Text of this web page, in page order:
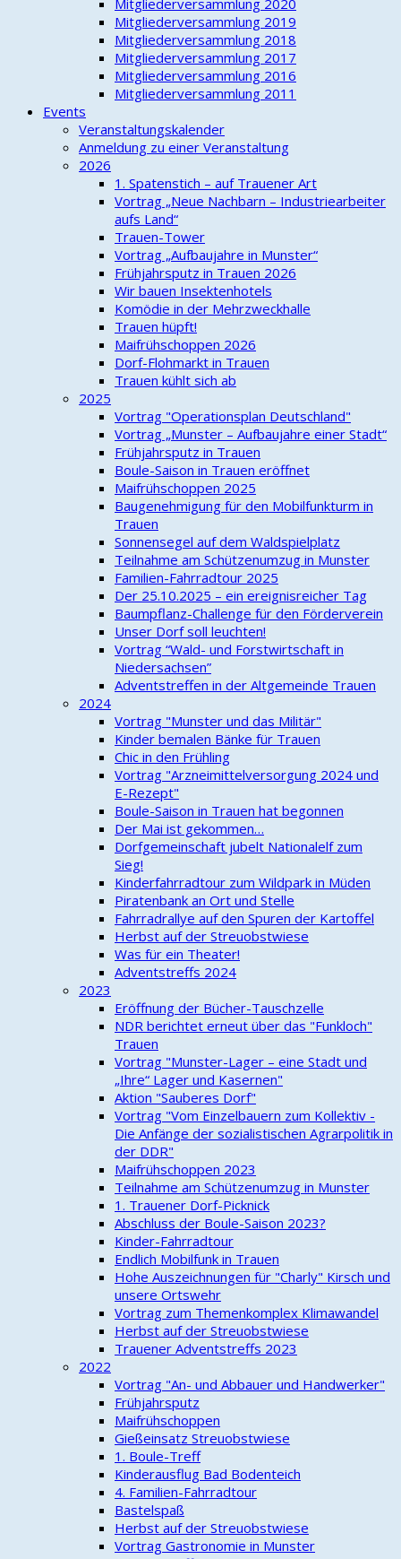
Mitgliederversammlung 2020
Mitgliederversammlung 2019
Mitgliederversammlung 2018
Mitgliederversammlung 2017
Mitgliederversammlung 2016
Mitgliederversammlung 2011
Events
Veranstaltungskalender
Anmeldung zu einer Veranstaltung
2026
1. Spatenstich – auf Trauener Art
Vortrag „Neue Nachbarn – Industriearbeiter
aufs Land“
Trauen-Tower
Vortrag „Aufbaujahre in Munster“
Frühjahrsputz in Trauen 2026
Wir bauen Insektenhotels
Komödie in der Mehrzweckhalle
Trauen hüpft!
Maifrühschoppen 2026
Dorf-Flohmarkt in Trauen
Trauen kühlt sich ab
2025
Vortrag "Operationsplan Deutschland"
Vortrag „Munster – Aufbaujahre einer Stadt“
Frühjahrsputz in Trauen
Boule-Saison in Trauen eröffnet
Maifrühschoppen 2025
Baugenehmigung für den Mobilfunkturm in
Trauen
Sonnensegel auf dem Waldspielplatz
Teilnahme am Schützenumzug in Munster
Familien-Fahrradtour 2025
Der 25.10.2025 – ein ereignisreicher Tag
Baumpflanz-Challenge für den Förderverein
Unser Dorf soll leuchten!
Vortrag “Wald- und Forstwirtschaft in
Niedersachsen”
Adventstreffen in der Altgemeinde Trauen
2024
Vortrag "Munster und das Militär"
Kinder bemalen Bänke für Trauen
Chic in den Frühling
Vortrag "Arzneimittelversorgung 2024 und
E-Rezept"
Boule-Saison in Trauen hat begonnen
Der Mai ist gekommen…
Dorfgemeinschaft jubelt Nationalelf zum
Sieg!
Kinderfahrradtour zum Wildpark in Müden
Piratenbank an Ort und Stelle
Fahrradrallye auf den Spuren der Kartoffel
Herbst auf der Streuobstwiese
Was für ein Theater!
Adventstreffs 2024
2023
Eröffnung der Bücher-Tauschzelle
NDR berichtet erneut über das "Funkloch"
Trauen
Vortrag "Munster-Lager – eine Stadt und
„Ihre“ Lager und Kasernen"
Aktion "Sauberes Dorf"
Vortrag "Vom Einzelbauern zum Kollektiv -
Die Anfänge der sozialistischen Agrarpolitik in
der DDR"
Maifrühschoppen 2023
Teilnahme am Schützenumzug in Munster
1. Trauener Dorf-Picknick
Abschluss der Boule-Saison 2023?
Kinder-Fahrradtour
Endlich Mobilfunk in Trauen
Hohe Auszeichnungen für "Charly" Kirsch und
unsere Ortswehr
Vortrag zum Themenkomplex Klimawandel
Herbst auf der Streuobstwiese
Trauener Adventstreffs 2023
2022
Vortrag "An- und Abbauer und Handwerker"
Frühjahrsputz
Maifrühschoppen
Gießeinsatz Streuobstwiese
1. Boule-Treff
Kinderausflug Bad Bodenteich
4. Familien-Fahrradtour
Bastelspaß
Herbst auf der Streuobstwiese
Vortrag Gastronomie in Munster